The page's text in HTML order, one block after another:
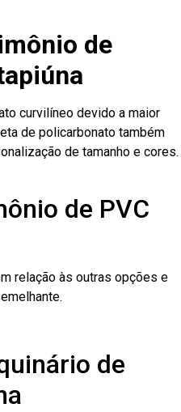
de
curvilíneo devido a maior
de policarbonato também
de tamanho e cores.
de PVC
relação às outras opções e
de